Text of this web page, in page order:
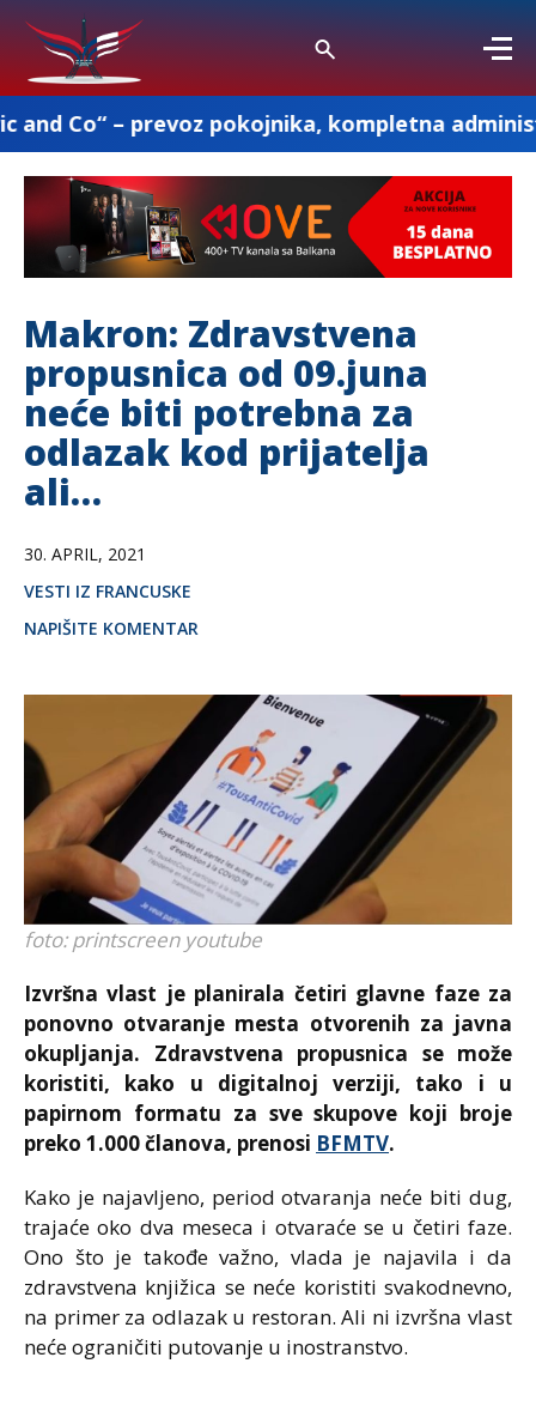
pokojnika, kompletna administracija i
Makron: Zdravstvena
propusnica od 09.juna
neće biti potrebna za
odlazak kod prijatelja
ali…
30. APRIL, 2021
VESTI IZ FRANCUSKE
NAPIŠITE KOMENTAR
foto: printscreen youtube
Izvršna vlast je planirala četiri glavne faze za
ponovno otvaranje mesta otvorenih za javna
okupljanja. Zdravstvena propusnica se može
koristiti, kako u digitalnoj verziji, tako i u
papirnom formatu za sve skupove koji broje
preko 1.000 članova, prenosi BFMTV.
Kako je najavljeno, period otvaranja neće biti dug,
trajaće oko dva meseca i otvaraće se u četiri faze.
Ono što je takođe važno, vlada je najavila i da
zdravstvena knjižica se neće koristiti svakodnevno,
na primer za odlazak u restoran. Ali ni izvršna vlast
neće ograničiti putovanje u inostranstvo.